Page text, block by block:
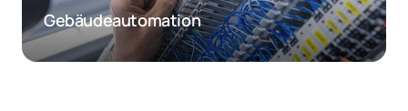
Gebäudeautomation